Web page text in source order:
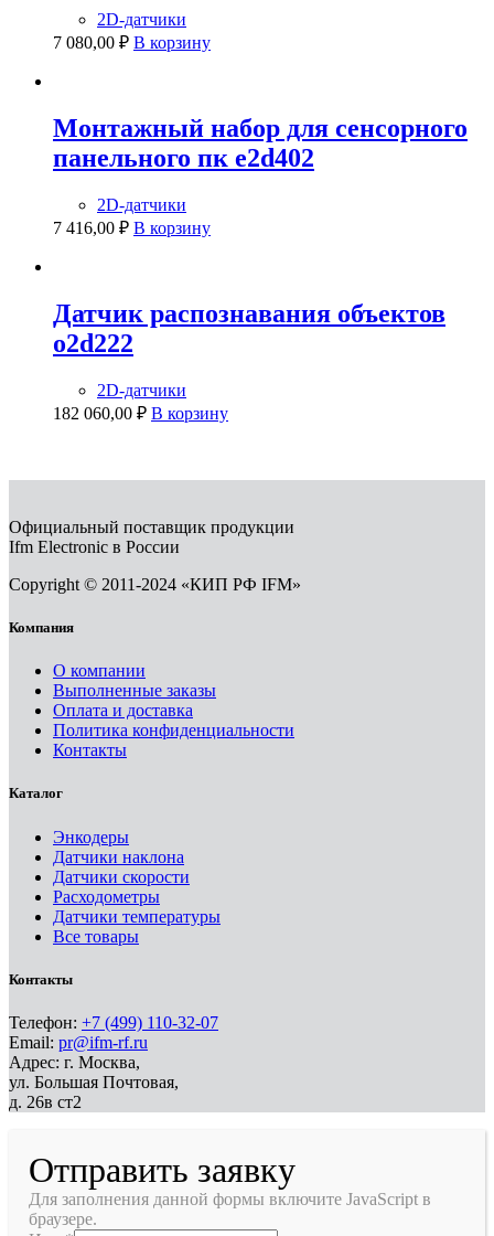
2D-датчики
7 080,00 ₽ В корзину
Монтажный набор для сенсорного
панельного пк e2d402
2D-датчики
7 416,00 ₽ В корзину
Датчик распознавания объектов
o2d222
2D-датчики
182 060,00 ₽ В корзину
Официальный поставщик продукции
Ifm Electronic в России
Copyright © 2011-2024 «КИП РФ IFM»
Компания
О компании
Выполненные заказы
Оплата и доставка
Политика конфиденциальности
Контакты
Каталог
Энкодеры
Датчики наклона
Датчики скорости
Расходометры
Датчики температуры
Все товары
Контакты
Телефон: +7 (499) 110-32-07
Email: pr@ifm-rf.ru
Адрес: г. Москва,
ул. Большая Почтовая,
д. 26в ст2
Отправить заявку
Для заполнения данной формы включите JavaScript в
браузере.